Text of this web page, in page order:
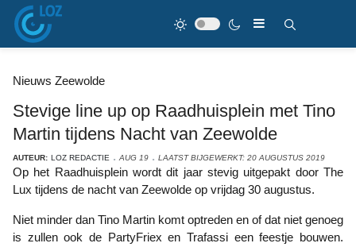
Nieuws Zeewolde
Stevige line up op Raadhuisplein met Tino
Martin tijdens Nacht van Zeewolde
AUTEUR: LOZ REDACTIE AUG 19 LAATST BIJGEWERKT: 20 AUGUSTUS 2019
Op het Raadhuisplein wordt dit jaar stevig uitgepakt door The
Lux tijdens de nacht van Zeewolde op vrijdag 30 augustus.
Niet minder dan Tino Martin komt optreden en of dat niet genoeg
is zullen ook de PartyFriex en Trafassi een feestje bouwen.